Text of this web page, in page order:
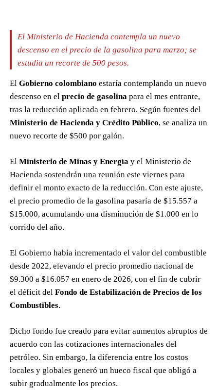
El Ministerio de Hacienda contempla un nuevo
descenso en el precio de la gasolina para marzo; se
estudia un recorte de 500 pesos.
El Gobierno colombiano estaría contemplando un nuevo
descenso en el precio de gasolina para el mes entrante,
tras la reducción aplicada en febrero. Según fuentes del
Ministerio de Hacienda y Crédito Público, se analiza un
nuevo recorte de $500 por galón.
El Ministerio de Minas y Energía y el Ministerio de
Hacienda sostendrán una reunión este viernes para
definir el monto exacto de la reducción. Con este ajuste,
el precio promedio de la gasolina pasaría de $15.557 a
$15.000, acumulando una disminución de $1.000 en lo
corrido del año.
El Gobierno había incrementado el valor del combustible
desde 2022, elevando el precio promedio nacional de
$9.300 a $16.057 en enero de 2026, con el fin de cubrir
el déficit del Fondo de Estabilización de Precios de los
Combustibles.
Dicho fondo fue creado para evitar aumentos abruptos de
acuerdo con las cotizaciones internacionales del
petróleo. Sin embargo, la diferencia entre los costos
locales y globales generó un hueco fiscal que obligó a
subir gradualmente los precios.